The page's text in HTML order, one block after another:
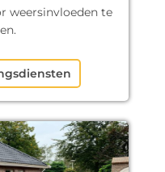
weersinvloeden te